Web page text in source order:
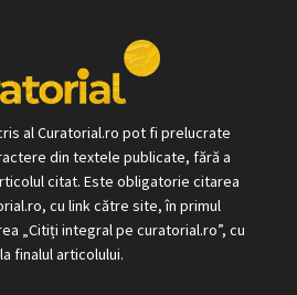
al Curatorial.ro pot fi prelucrate
din textele publicate, fără a
citat. Este obligatorie citarea
cu link către site, în primul
„Citiți integral pe curatorial.ro”, cu
finalul articolului.